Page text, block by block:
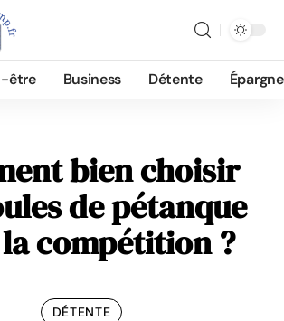
être Business Détente Épargne
bien choisir
de pétanque
compétition ?
DÉTENTE